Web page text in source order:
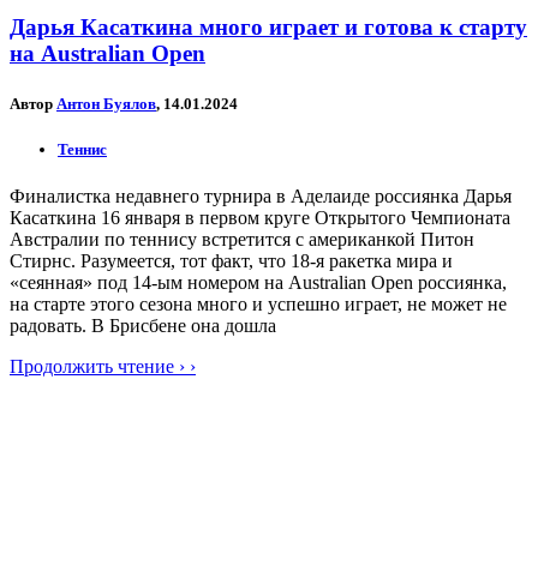
Дарья Касаткина много играет и готова к старту
на Australian Open
Автор Антон Буялов, 14.01.2024
Теннис
Финалистка недавнего турнира в Аделаиде россиянка Дарья
Касаткина 16 января в первом круге Открытого Чемпионата
Австралии по теннису встретится с американкой Питон
Стирнс. Разумеется, тот факт, что 18-я ракетка мира и
«сеянная» под 14-ым номером на Australian Open россиянка,
на старте этого сезона много и успешно играет, не может не
радовать. В Брисбене она дошла
Продолжить чтение › ›